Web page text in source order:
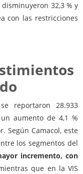
32,3 % y
con las restricciones
reportaron 28.933
aumento de 4,1 %
Según Camacol, este
los segmentos del
incremento, con
que en la VIS